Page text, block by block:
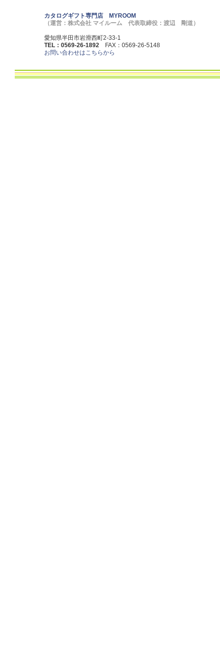
カタログギフト専門店 MYROOM
（運営：株式会社 マイルーム 代表取締役：渡辺 剛道）
愛知県半田市岩滑西町2-33-1
TEL：0569-26-1892 FAX：0569-26-5148
お問い合わせはこちらから